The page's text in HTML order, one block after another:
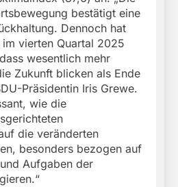
bestätigt eine
Dennoch hat
vierten Quartal 2025
wesentlich mehr
Zukunft blicken als Ende
Präsidentin Iris Grewe.
wie die
die veränderten
besonders bezogen auf
Aufgaben der